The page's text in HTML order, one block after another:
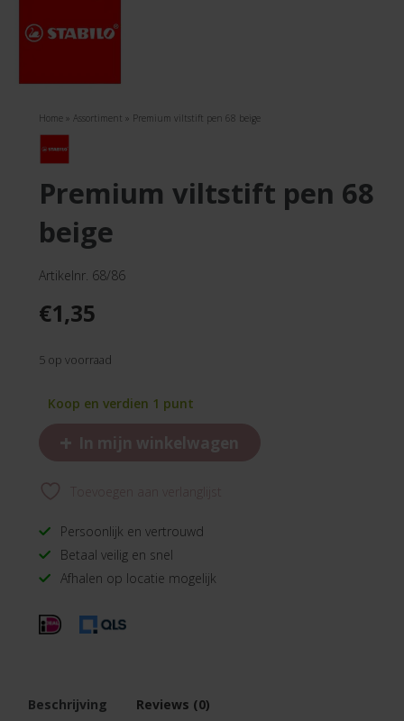
Home » Assortiment » Premium viltstift pen 68 beige
premium viltstift pen 68
beige
Artikelnr. 68/86
€1,35
5 op voorraad
Koop en verdien 1 punt
+ In mijn winkelwagen
Persoonlijk en vertrouwd
Betaal veilig en snel
Afhalen op locatie mogelijk
Beschrijving Reviews (0)